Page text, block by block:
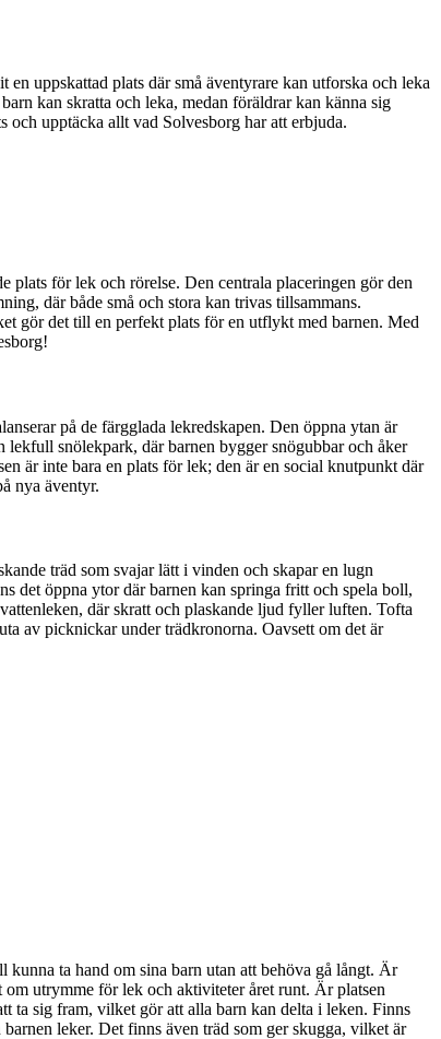
uppskattad plats där små äventyrare kan utforska och leka
kan skratta och leka, medan föräldrar kan känna sig
och upptäcka allt vad Solvesborg har att erbjuda.
plats för lek och rörelse. Den centrala placeringen gör den
där både små och stora kan trivas tillsammans.
gör det till en perfekt plats för en utflykt med barnen. Med
på de färgglada lekredskapen. Den öppna ytan är
snölekpark, där barnen bygger snögubbar och åker
är inte bara en plats för lek; den är en social knutpunkt där
nya äventyr.
träd som svajar lätt i vinden och skapar en lugn
det öppna ytor där barnen kan springa fritt och spela boll,
där skratt och plaskande ljud fyller luften. Tofta
av picknickar under trädkronorna. Oavsett om det är
ta hand om sina barn utan att behöva gå långt. Är
utrymme för lek och aktiviteter året runt. Är platsen
ta sig fram, vilket gör att alla barn kan delta i leken. Finns
leker. Det finns även träd som ger skugga, vilket är